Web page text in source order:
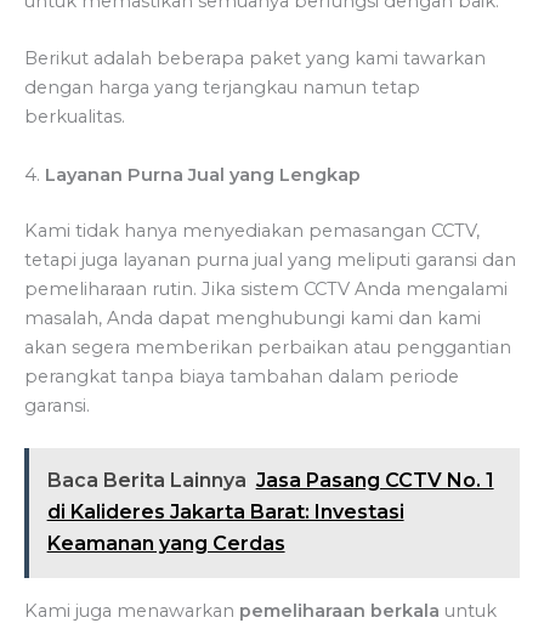
Berikut adalah beberapa paket yang kami tawarkan
dengan harga yang terjangkau namun tetap
berkualitas.
4. Layanan Purna Jual yang Lengkap
Kami tidak hanya menyediakan pemasangan CCTV,
tetapi juga layanan purna jual yang meliputi garansi dan
pemeliharaan rutin. Jika sistem CCTV Anda mengalami
masalah, Anda dapat menghubungi kami dan kami
akan segera memberikan perbaikan atau penggantian
perangkat tanpa biaya tambahan dalam periode
garansi.
Baca Berita Lainnya Jasa Pasang CCTV No. 1
di Kalideres Jakarta Barat: Investasi
Keamanan yang Cerdas
Kami juga menawarkan pemeliharaan berkala untuk